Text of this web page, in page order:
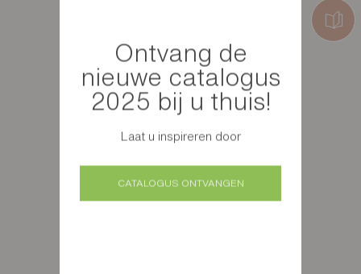
Ontvang de
nieuwe catalogus
2025 bij u thuis!
Laat u inspireren door
CATALOGUS ONTVANGEN